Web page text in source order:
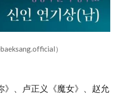
）
》、卢正义《魔女》、赵允